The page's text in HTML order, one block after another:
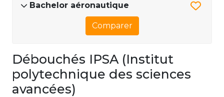
Bachelor aéronautique
Comparer
Débouchés IPSA (Institut
polytechnique des sciences
avancées)